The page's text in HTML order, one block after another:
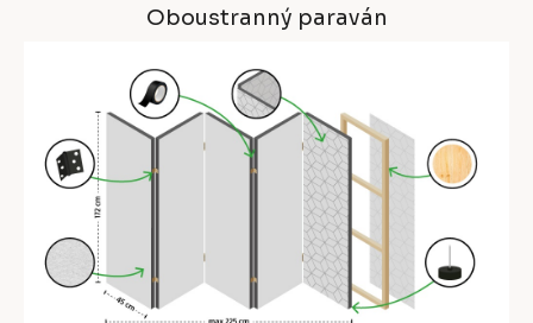
Oboustranný paraván